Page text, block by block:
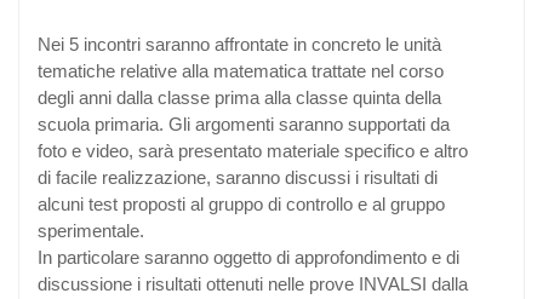
Nei 5 incontri saranno affrontate in concreto le unità
tematiche relative alla matematica trattate nel corso
degli anni dalla classe prima alla classe quinta della
scuola primaria. Gli argomenti saranno supportati da
foto e video, sarà presentato materiale specifico e altro
di facile realizzazione, saranno discussi i risultati di
alcuni test proposti al gruppo di controllo e al gruppo
sperimentale.
In particolare saranno oggetto di approfondimento e di
discussione i risultati ottenuti nelle prove INVALSI dalla